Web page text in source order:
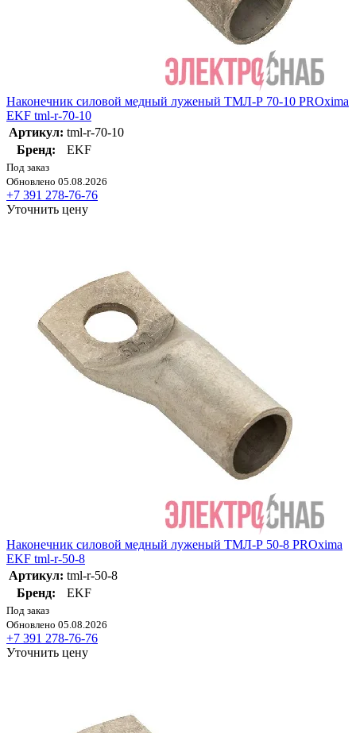
Наконечник силовой медный луженый ТМЛ-Р 70-10 PROxima
EKF tml-r-70-10
Артикул: tml-r-70-10
Бренд:
EKF
Под заказ
Обновлено 05.08.2026
+7 391 278-76-76
Уточнить цену
Наконечник силовой медный луженый ТМЛ-Р 50-8 PROxima
EKF tml-r-50-8
Артикул: tml-r-50-8
Бренд:
EKF
Под заказ
Обновлено 05.08.2026
+7 391 278-76-76
Уточнить цену